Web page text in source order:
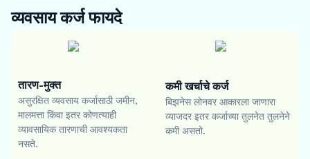
व्यवसाय कर्जफायदे
तारण-मुक्त
असुरक्षित व्यवसाय कर्जासाठी जमीन,
मालमत्ता किंवा इतर कोणत्याही
व्यावसायिक तारणाची आवश्यकता
नसते.
कमी खर्चाचे कर्ज
बिझनेस लोनवर आकारला जाणारा
व्याजदर इतर कर्जाच्या तुलनेत तुलनेने
कमी असतो.